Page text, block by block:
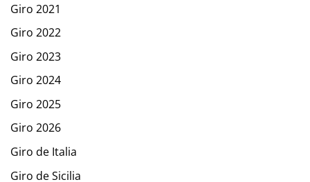
Giro 2021
Giro 2022
Giro 2023
Giro 2024
Giro 2025
Giro 2026
Giro de Italia
Giro de Sicilia